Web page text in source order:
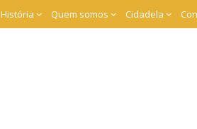
História Quem somos Cidadela